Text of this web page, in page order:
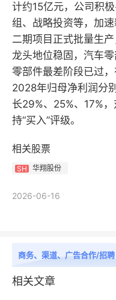
计约15亿元，公司积
组、战略投资等，加
二期项目正式批量生
龙头地位稳固，汽车
零部件最差阶段已过
2028年归母净利润分
长29%、25%、17%
持“买入”评级。
相关股票
SH 华翔股份
2026-06-16
商务、渠道、广告合作/招聘
相关文章